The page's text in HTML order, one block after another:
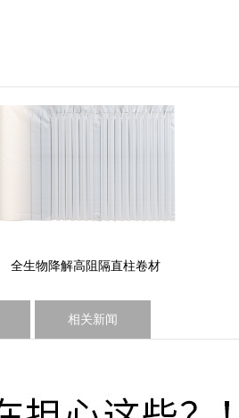
全生物降解高阻隔直柱卷材
相关新闻